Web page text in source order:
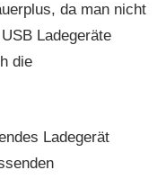
da man nicht
Ladegeräte
die
Ladegerät